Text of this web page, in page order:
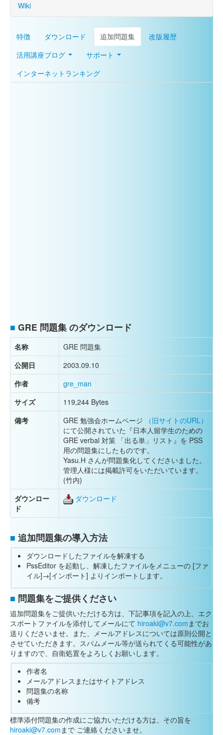
Wiki
特徴 ダウンロード 追加問題集
改版履歴
活用講座ブログ
サポート
インターネットランキング
■ GRE 問題集 のダウンロード
名称
GRE 問題集
公開日
2003.09.10
作者
gre_man
サイズ
119,244 Bytes
備考
GRE 勉強会ホームページ
（旧サイトのURL）
にて公開されていた『日本人留学生のための
GRE verbal 対策 「出る単」リスト』を PSS
用の問題集にしたものです。
Yasu.H さんが問題集化してくださいました。
管理人様には掲載許可をいただいています。
(竹内)
ダウンロー
ド
ダウンロード
■ 追加問題集の導入方法
ダウンロードしたファイルを解凍する
PssEditor を起動し、解凍したファイルをメニューの [ファ
イル]→[インポート] よりインポートします。
■ 問題集をご提供ください
追加問題集をご提供いただける方は、下記事項を記入の上、エク
スポートファイルを添付してメールにて hiroaki@v7.comまでお
送りくださいませ。また、メールアドレスについては原則公開と
させていただきます。スパムメール等が送られてくる可能性があ
りますので、自衛処置をよろしくお願いします。
作者名
メールアドレスまたはサイトアドレス
問題集の名称
備考
標準添付問題集の作成にご協力いただける方は、その旨を
hiroaki@v7.comまで ご連絡くださいませ。